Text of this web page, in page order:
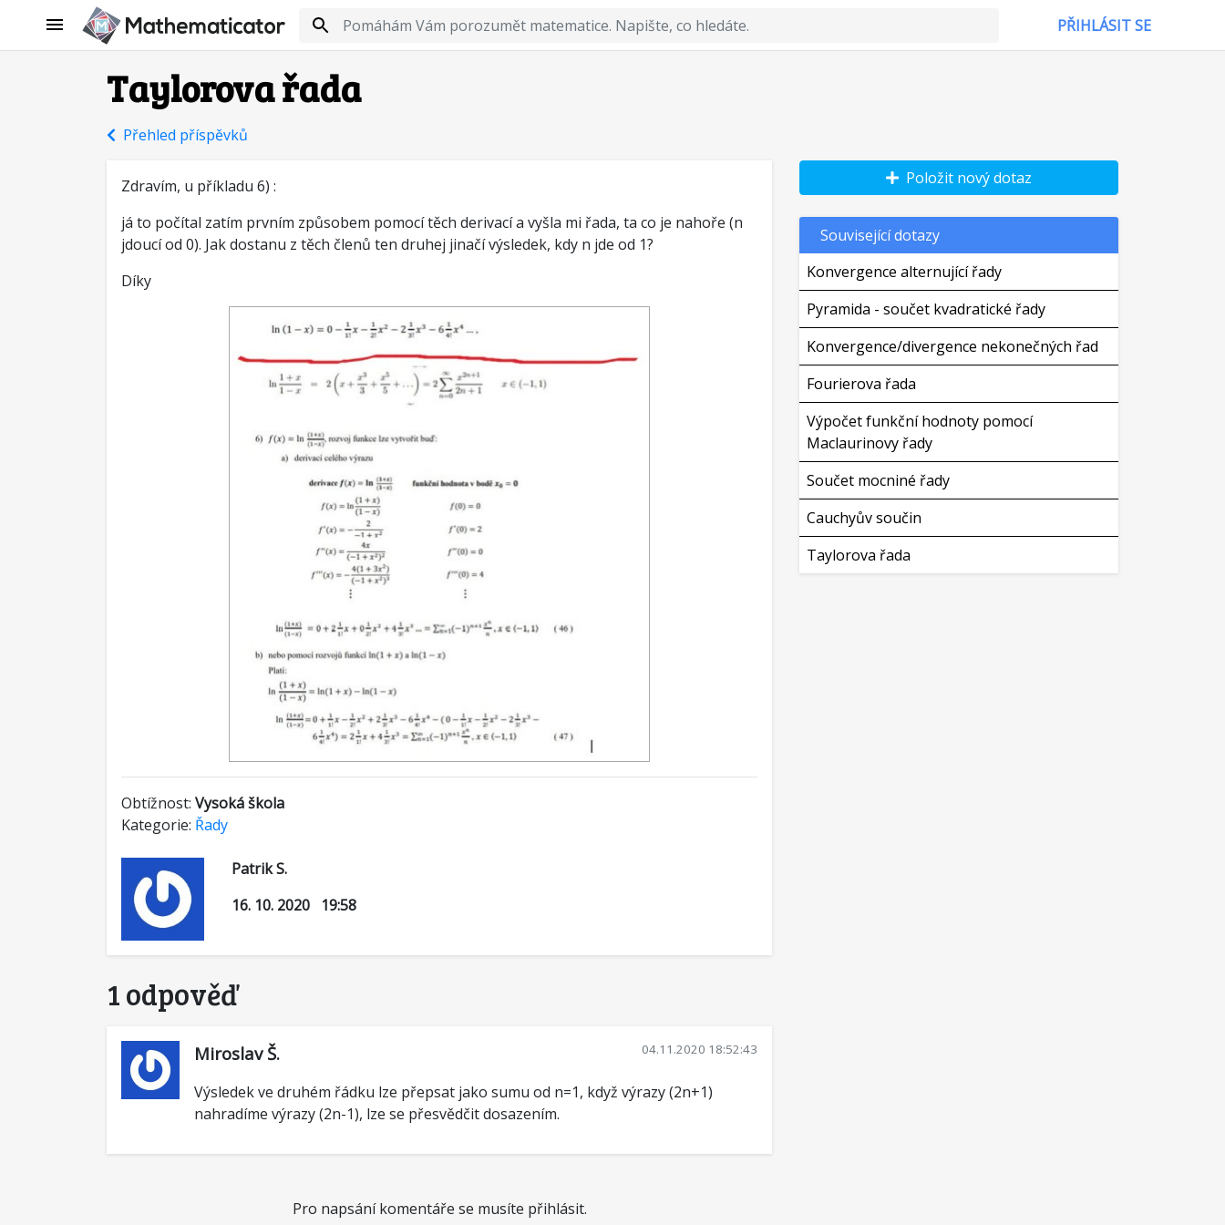
PŘIHLÁSIT SE
Taylorova řada
Přehled příspěvků
Zdravím, u příkladu 6) :
já to počítal zatím prvním způsobem pomocí těch derivací a vyšla mi řada, ta co je nahoře (n
jdoucí od 0). Jak dostanu z těch členů ten druhej jinačí výsledek, kdy n jde od 1?
Díky
Obtížnost: Vysoká škola
Kategorie: Řady
Patrik S.
16. 10. 2020 19:58
1 odpověď
Miroslav Š. 04.11.2020 18:52:43
Výsledek ve druhém řádku lze přepsat jako sumu od n=1, když výrazy (2n+1)
nahradíme výrazy (2n-1), lze se přesvědčit dosazením.
Pro napsání komentáře se musíte přihlásit.
Položit nový dotaz
Související dotazy
Konvergence alternující řady
Pyramida - součet kvadratické řady
Konvergence/divergence nekonečných řad
Fourierova řada
Výpočet funkční hodnoty pomocí
Maclaurinovy řady
Součet mocniné řady
Cauchyův součin
Taylorova řada